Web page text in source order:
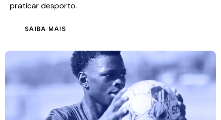
praticar desporto.
SAIBA MAIS